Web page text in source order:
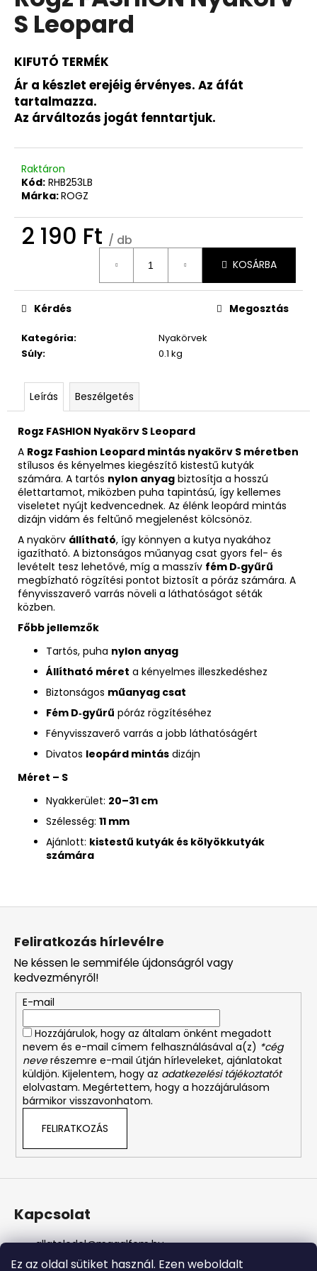
Ez az oldal sütiket használ. Ezen weboldalt
5-
ből
csillag.
S Leopard
KIFUTÓ TERMÉK
Ár a készlet erejéig érvényes. Az áfát
tartalmazza.
Az árváltozás jogát fenntartjuk.
Raktáron
Kód: RHB253LB
Márka:ROGZ
2 190 Ft / db
KOSÁRBA
Kategória:
Nyakörvek
Súly: 0.1 kg
Kérdés Megosztás
Leírás Beszélgetés
Rogz FASHION Nyakörv S Leopard
A Rogz Fashion Leopard mintás nyakörv S méretben
stílusos és kényelmes kiegészítő kistestű kutyák
számára. A tartós nylon anyag biztosítja a hosszú
élettartamot, miközben puha tapintású, így kellemes
viseletet nyújt kedvencednek. Az élénk leopárd mintás
dizájn vidám és feltűnő megjelenést kölcsönöz.
A nyakörv állítható, így könnyen a kutya nyakához
igazítható. A biztonságos műanyag csat gyors fel- és
levételt tesz lehetővé, míg a masszív fém D‑gyűrű
megbízható rögzítési pontot biztosít a póráz számára. A
fényvisszaverő varrás növeli a láthatóságot séták
közben.
Főbb jellemzők
Tartós, puha nylon anyag
Állítható méret a kényelmes illeszkedéshez
Biztonságos műanyag csat
Fém D‑gyűrű póráz rögzítéséhez
Fényvisszaverő varrás a jobb láthatóságért
Divatos leopárd mintás dizájn
Méret – S
Nyakkerület: 20–31 cm
Szélesség: 11 mm
Ajánlott: kistestű kutyák és kölyökkutyák
számára
L
Feliratkozás hírlevélre
Ne késsen le semmiféle újdonságról vagy
kedvezményről!
E-mail
Hozzájárulok, hogy az általam önként megadott
nevem és e-mail címem felhasználásával a(z) *cég
neverészemre e-mail útján hírleveleket, ajánlatokat
küldjön. Kijelentem, hogy az adatkezelési tájékoztatót
elolvastam. Megértettem, hogy a hozzájárulásom
bármikor visszavonhatom.
FELIRATKOZÁS
Kapcsolat
allateledel@magalfem.hu
+36 70 401 5088